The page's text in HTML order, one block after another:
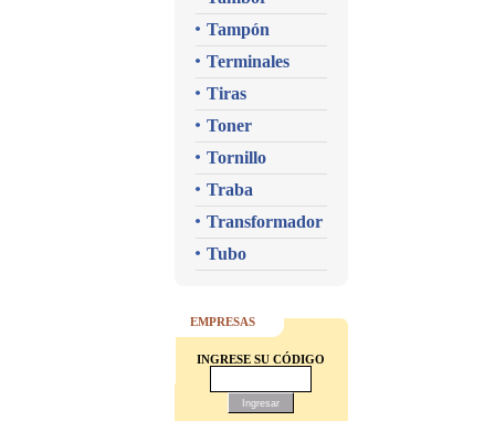
Tampón
Terminales
Tiras
Toner
Tornillo
Traba
Transformador
Tubo
EMPRESAS
INGRESE SU CÓDIGO